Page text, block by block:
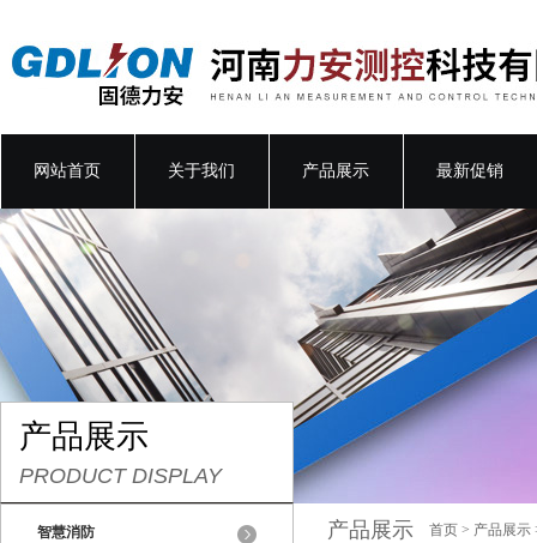
网站首页 关于我们 产品展示 最新促销
产品展示
PRODUCT DISPLAY
智慧消防 产品展示 首页 > 产品展示